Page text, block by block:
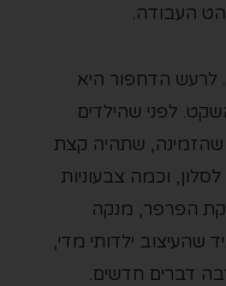
העבודה.
לרעש הדחפור היא
לפני שהילדים
שהזמינה, שתהיה קצת
וכמה צבעוניות
הפרפר, מנקה
שהעיצוב ילדותי מדי,
דברים חדשים.